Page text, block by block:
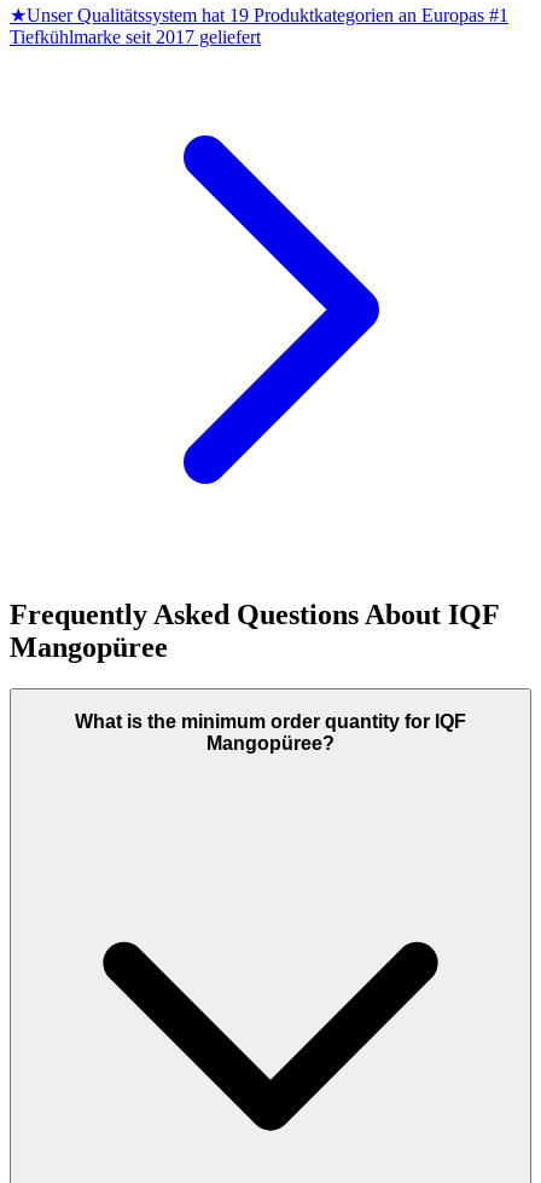
★Unser Qualitätssystem hat 19 Produktkategorien an Europas #1
Tiefkühlmarke seit 2017 geliefert
Frequently Asked Questions About IQF
Mangopüree
What is the minimum order quantity for IQF
Mangopüree?